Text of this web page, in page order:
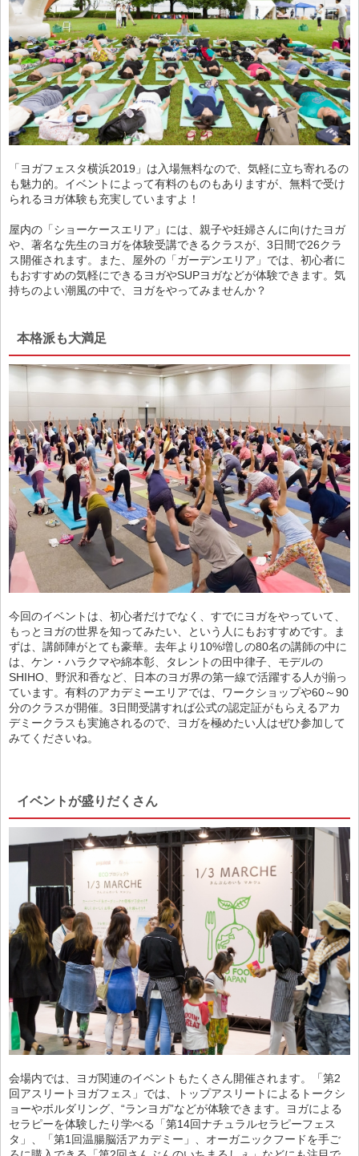
「ヨガフェスタ横浜2019」は入場無料なので、気軽に立ち寄れるの
も魅力的。イベントによって有料のものもありますが、無料で受け
られるヨガ体験も充実していますよ！
屋内の「ショーケースエリア」には、親子や妊婦さんに向けたヨガ
や、著名な先生のヨガを体験受講できるクラスが、3日間で26クラ
ス開催されます。また、屋外の「ガーデンエリア」では、初心者に
もおすすめの気軽にできるヨガやSUPヨガなどが体験できます。気
持ちのよい潮風の中で、ヨガをやってみませんか？
本格派も大満足
今回のイベントは、初心者だけでなく、すでにヨガをやっていて、
もっとヨガの世界を知ってみたい、という人にもおすすめです。ま
ずは、講師陣がとても豪華。去年より10%増しの80名の講師の中に
は、ケン・ハラクマや綿本彰、タレントの田中律子、モデルの
SHIHO、野沢和香など、日本のヨガ界の第一線で活躍する人が揃っ
ています。有料のアカデミーエリアでは、ワークショップや60～90
分のクラスが開催。3日間受講すれば公式の認定証がもらえるアカ
デミークラスも実施されるので、ヨガを極めたい人はぜひ参加して
みてくださいね。
イベントが盛りだくさん
会場内では、ヨガ関連のイベントもたくさん開催されます。「第2
回アスリートヨガフェス」では、トップアスリートによるトークシ
ョーやボルダリング、“ランヨガ”などが体験できます。ヨガによる
セラピーを体験したり学べる「第14回ナチュラルセラピーフェス
タ」、「第1回温腸脳活アカデミー」、オーガニックフードを手ご